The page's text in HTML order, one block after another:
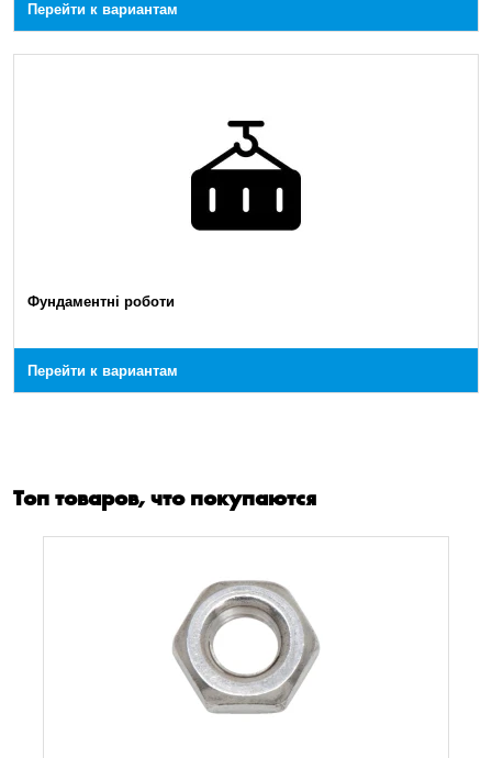
Перейти к вариантам
Фундаментні роботи
Перейти к вариантам
Топ товаров, что покупаются